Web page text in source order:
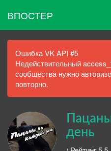
ВПОСТЕР
Ошибка VK API #5
Недействительный
сообщества нужно
повторно.
день